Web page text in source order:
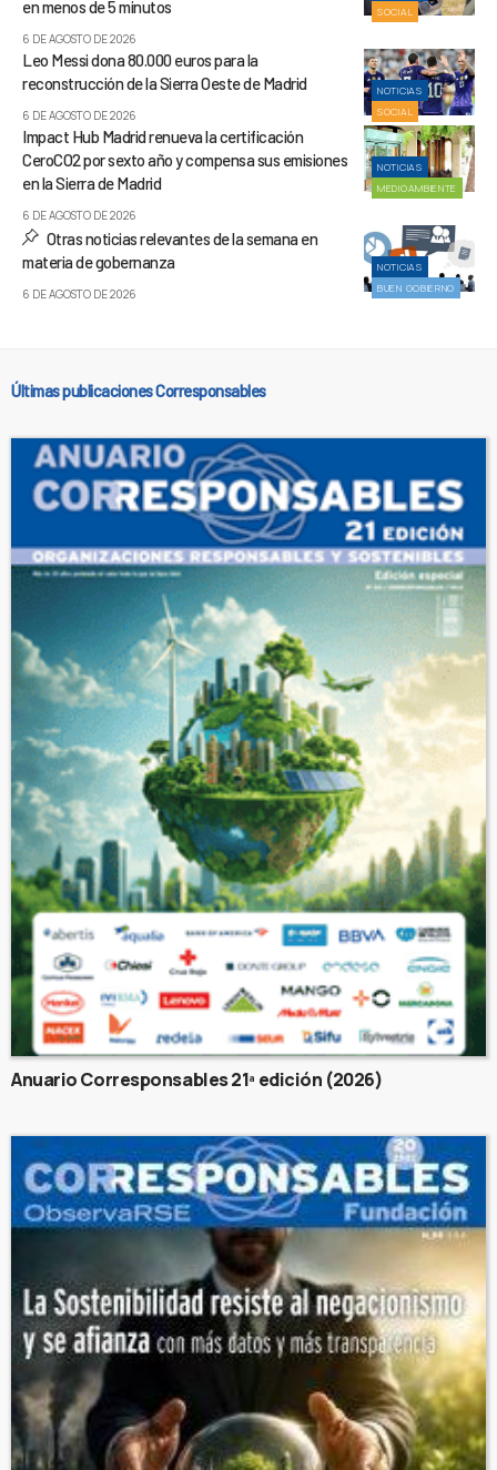
SOCIAL
en menos de 5 minutos
6 DE AGOSTO DE 2026
NOTICIAS
SOCIAL
Leo Messi dona 80.000 euros para la
reconstrucción de la Sierra Oeste de Madrid
6 DE AGOSTO DE 2026
NOTICIAS
MEDIOAMBIENTE
Impact Hub Madrid renueva la certificación
CeroCO2 por sexto año y compensa sus emisiones
en la Sierra de Madrid
6 DE AGOSTO DE 2026
NOTICIAS
BUEN GOBIERNO
Otras noticias relevantes de la semana en
materia de gobernanza
6 DE AGOSTO DE 2026
Últimas publicaciones Corresponsables
Anuario Corresponsables 21ª edición (2026)